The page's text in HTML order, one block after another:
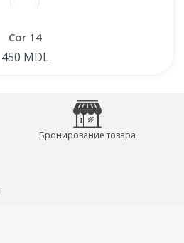
Cor 14
450 MDL
Бронирование товара